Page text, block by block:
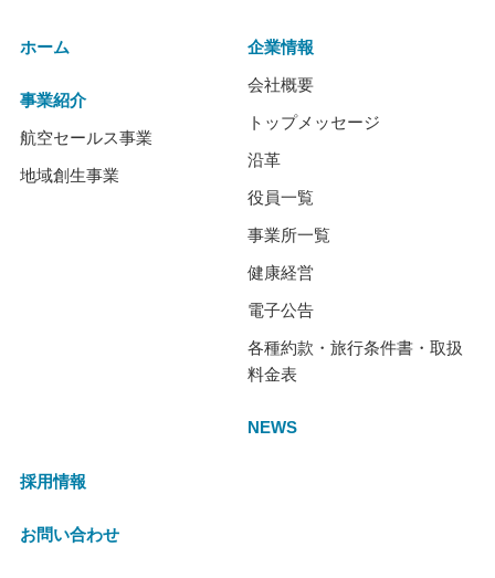
ホーム
事業紹介
航空セールス事業
地域創生事業
企業情報
会社概要
トップメッセージ
沿革
役員一覧
事業所一覧
健康経営
電子公告
各種約款・旅行条件書・取扱
料金表
NEWS
採用情報
お問い合わせ